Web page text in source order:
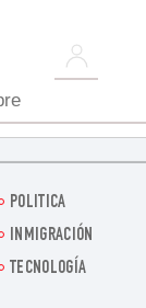
POLITICA
INMIGRACIÓN
TECNOLOGÍA